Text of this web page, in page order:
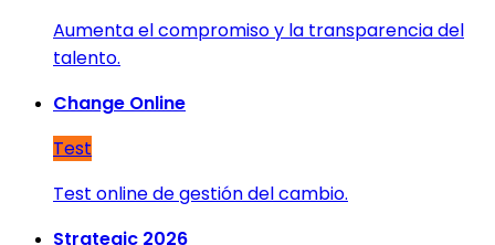
Aumenta el compromiso y la transparencia del
talento.
Change Online
Test
Test online de gestión del cambio.
Strategic 2026